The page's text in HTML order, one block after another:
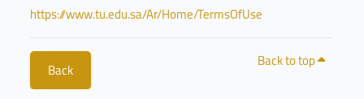
https://www.tu.edu.sa/Ar/Home/TermsOfUse
Back Back to top